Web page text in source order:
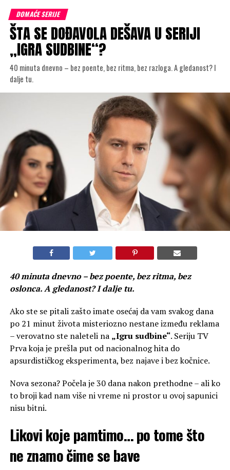
DOMAĆE SERIJE
ŠTA SE DOĐAVOLA DEŠAVA U SERIJI
„IGRA SUDBINE“?
40 minuta dnevno – bez poente, bez ritma, bez razloga. A gledanost? I
dalje tu.
40 minuta dnevno – bez poente, bez ritma, bez
oslonca. A gledanost? I dalje tu.
Ako ste se pitali zašto imate osećaj da vam svakog dana
po 21 minut života misteriozno nestane između reklama
– verovatno ste naleteli na „Igru sudbine“. Seriju TV
Prva koja je prešla put od nacionalnog hita do
apsurdističkog eksperimenta, bez najave i bez kočnice.
Nova sezona? Počela je 30 dana nakon prethodne – ali ko
to broji kad nam više ni vreme ni prostor u ovoj sapunici
nisu bitni.
Likovi koje pamtimo… po tome što
ne znamo čime se bave